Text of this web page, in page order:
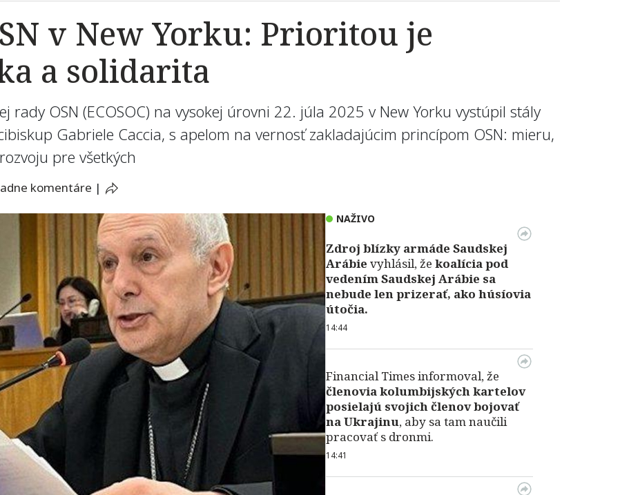
v New Yorku: Prioritou je
a solidarita
rady OSN (ECOSOC) na vysokej úrovni 22. júla 2025 v New Yorku vystúpil stály
Gabriele Caccia, s apelom na vernosť zakladajúcim princípom OSN: mieru,
pre všetkých
komentáre |
NAŽIVO
Zdroj blízky armáde Saudskej
Arábie vyhlásil, že koalícia pod
vedením Saudskej Arábie sa
nebude len prizerať, ako húsíovia
útočia.
14:44
Financial Times informoval, že
členovia kolumbijských kartelov
posielajú svojich členov bojovať
na Ukrajinu, aby sa tam naučili
pracovať s dronmi.
14:41